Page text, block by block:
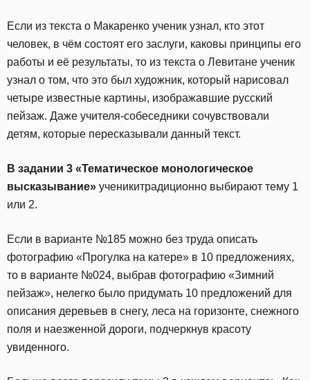
Если из текста о Макаренко ученик узнал, кто этот
человек, в чём состоят его заслуги, каковы принципы его
работы и её результаты, то из текста о Левитане ученик
узнал о том, что это был художник, который нарисовал
четыре известные картины, изображавшие русский
пейзаж. Даже учителя-собеседники сочувствовали
детям, которые пересказывали данный текст.
В задании 3 «Тематическое монологическое
высказывание» ученикитрадиционно выбирают тему 1
или 2.
Если в варианте №185 можно без труда описать
фотографию «Прогулка на катере» в 10 предложениях,
то в варианте №024, выбрав фотографию «Зимний
пейзаж», нелегко было придумать 10 предложений для
описания деревьев в снегу, леса на горизонте, снежного
поля и наезженной дороги, подчеркнув красоту
увиденного.